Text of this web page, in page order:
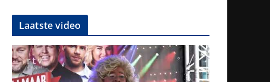
Laatste video